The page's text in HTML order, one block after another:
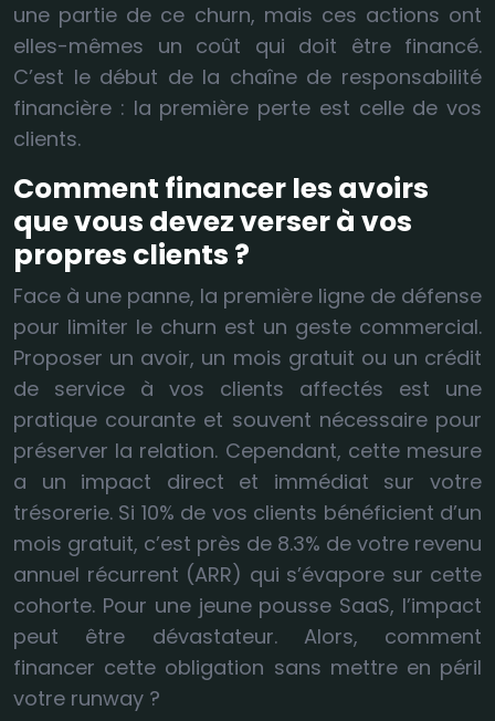
une partie de ce churn, mais ces actions ont
elles-mêmes un coût qui doit être financé.
C’est le début de la chaîne de responsabilité
financière : la première perte est celle de vos
clients.
Comment financer les avoirs
que vous devez verser à vos
propres clients ?
Face à une panne, la première ligne de défense
pour limiter le churn est un geste commercial.
Proposer un avoir, un mois gratuit ou un crédit
de service à vos clients affectés est une
pratique courante et souvent nécessaire pour
préserver la relation. Cependant, cette mesure
a un impact direct et immédiat sur votre
trésorerie. Si 10% de vos clients bénéficient d’un
mois gratuit, c’est près de 8.3% de votre revenu
annuel récurrent (ARR) qui s’évapore sur cette
cohorte. Pour une jeune pousse SaaS, l’impact
peut être dévastateur. Alors, comment
financer cette obligation sans mettre en péril
votre runway ?